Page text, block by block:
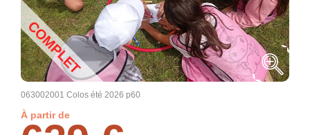
COMPLET
063002001 Colos été 2026 p60
À partir de